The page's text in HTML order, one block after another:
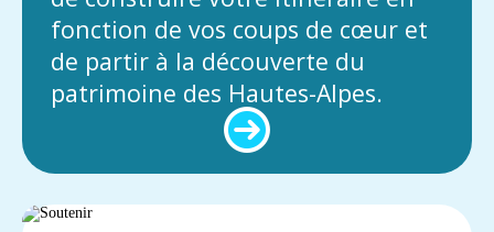
fonction de vos coups de cœur et
de partir à la découverte du
patrimoine des Hautes-Alpes.